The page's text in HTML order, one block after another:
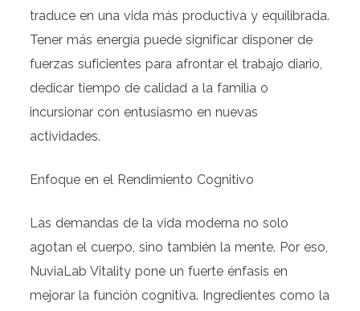
traduce en una vida más productiva y equilibrada.
Tener más energía puede significar disponer de
fuerzas suficientes para afrontar el trabajo diario,
dedicar tiempo de calidad a la familia o
incursionar con entusiasmo en nuevas
actividades.
Enfoque en el Rendimiento Cognitivo
Las demandas de la vida moderna no solo
agotan el cuerpo, sino también la mente. Por eso,
NuviaLab Vitality pone un fuerte énfasis en
mejorar la función cognitiva. Ingredientes como la